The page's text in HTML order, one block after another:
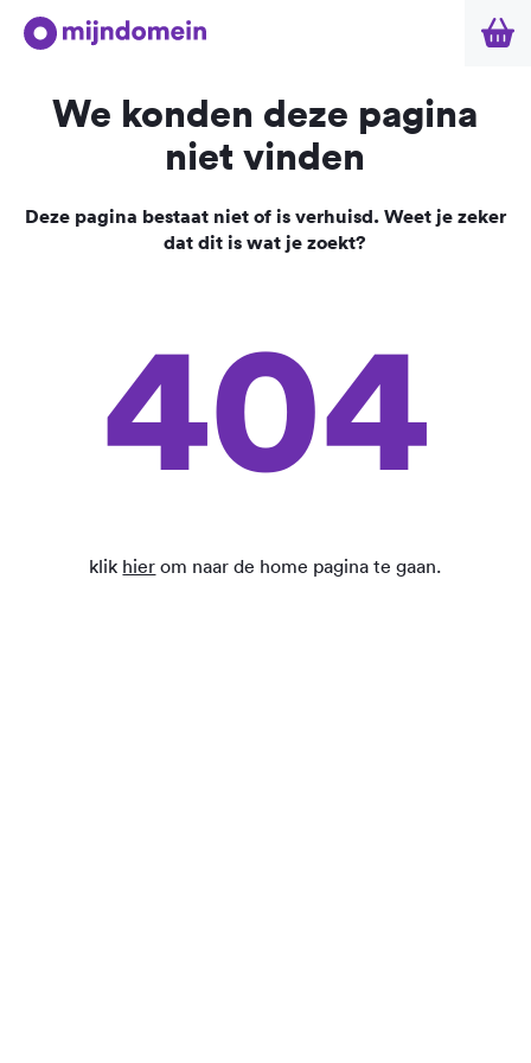
We konden deze pagina
niet vinden
Deze pagina bestaat niet of is verhuisd. Weet je zeker
dat dit is wat je zoekt?
404
klik hier om naar de home pagina te gaan.